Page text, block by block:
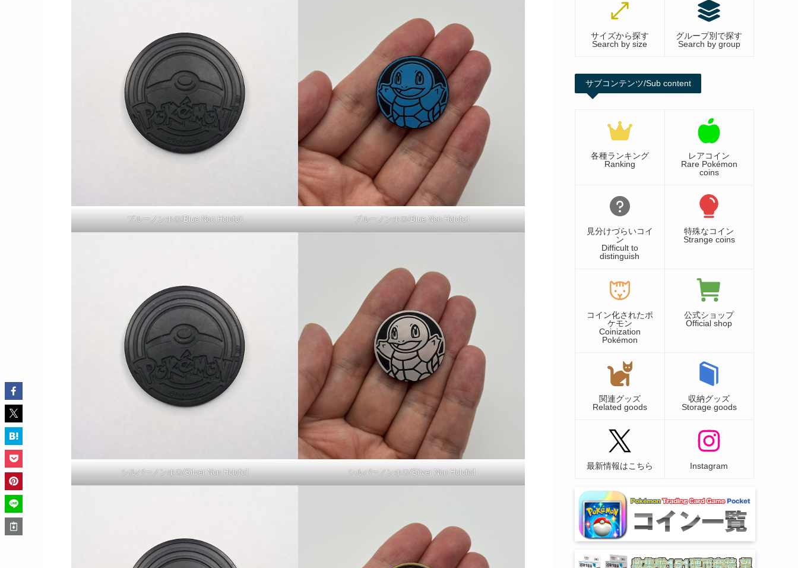
ブルーノンホロ/Blue Non Holofoil ブルーノンホロ/Blue Non Holofoil
シルバーノンホロ/Silver Non Holofoil シルバーノンホロ/Silver Non Holofoil
サイズから探す
Search by size
グループ別で探す
Search by group
サブコンテンツ/Sub content
各種ランキング
Ranking
レアコイン
Rare Pokémon
coins
見分けづらいコイ
ン
Difficult to
distinguish
特殊なコイン
Strange coins
コイン化されたポ
ケモン
Coinization
Pokémon
公式ショップ
Official shop
関連グッズ
Related goods
収納グッズ
Storage goods
最新情報はこちら Instagram